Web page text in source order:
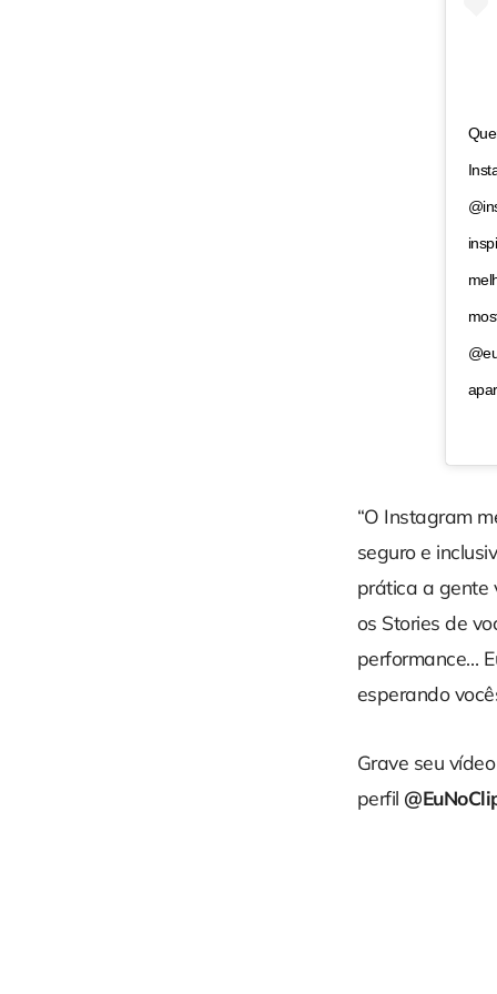
“O Instagram
seguro e
prática a gente
os Stories de
performance…
esperando
Grave seu
perfil